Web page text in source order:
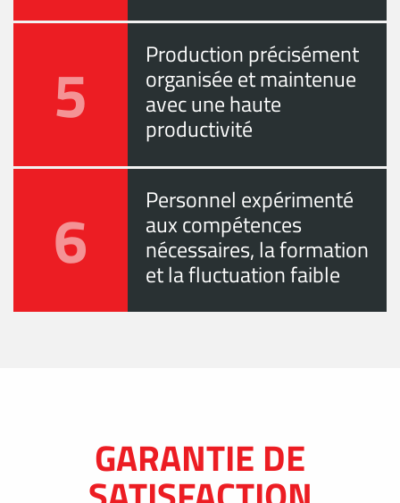
5 Production précisément
organisée et maintenue
avec une haute
productivité
6 Personnel expérimenté
aux compétences
nécessaires, la formation
et la fluctuation faible
GARANTIE DE